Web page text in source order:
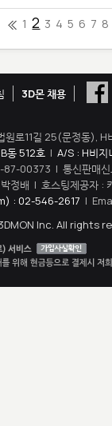
1 2 3 4 5 6 7 8
3D몬 채용
원로11길 25(문정동),
동 512호 | A/S : H비지
87-00373 | 통신판매
박정배 | 호스팅제공자 :
: 02-546-2617 |
Inc. All rights